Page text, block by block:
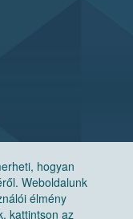
hogyan
Weboldalunk
élmény
kattintson az